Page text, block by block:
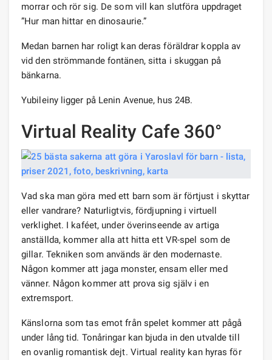
morrar och rör sig. De som vill kan slutföra uppdraget
”Hur man hittar en dinosaurie.”
Medan barnen har roligt kan deras föräldrar koppla av
vid den strömmande fontänen, sitta i skuggan på
bänkarna.
Yubileiny ligger på Lenin Avenue, hus 24B.
Virtual Reality Cafe 360°
Vad ska man göra med ett barn som är förtjust i skyttar
eller vandrare? Naturligtvis, fördjupning i virtuell
verklighet. I kaféet, under överinseende av artiga
anställda, kommer alla att hitta ett VR-spel som de
gillar. Tekniken som används är den modernaste.
Någon kommer att jaga monster, ensam eller med
vänner. Någon kommer att prova sig själv i en
extremsport.
Känslorna som tas emot från spelet kommer att pågå
under lång tid. Tonåringar kan bjuda in den utvalde till
en ovanlig romantisk dejt. Virtual reality kan hyras för